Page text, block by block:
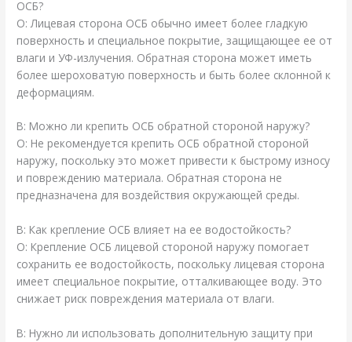
ОСБ?
О: Лицевая сторона ОСБ обычно имеет более гладкую
поверхность и специальное покрытие, защищающее ее от
влаги и УФ-излучения. Обратная сторона может иметь
более шероховатую поверхность и быть более склонной к
деформациям.
В: Можно ли крепить ОСБ обратной стороной наружу?
О: Не рекомендуется крепить ОСБ обратной стороной
наружу, поскольку это может привести к быстрому износу
и повреждению материала. Обратная сторона не
предназначена для воздействия окружающей среды.
В: Как крепление ОСБ влияет на ее водостойкость?
О: Крепление ОСБ лицевой стороной наружу помогает
сохранить ее водостойкость, поскольку лицевая сторона
имеет специальное покрытие, отталкивающее воду. Это
снижает риск повреждения материала от влаги.
В: Нужно ли использовать дополнительную защиту при